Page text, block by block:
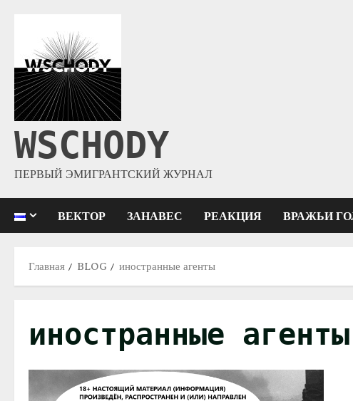
WSCHODY
ПЕРВЫЙ ЭМИГРАНТСКИЙ ЖУРНАЛ
ВЕКТОР ЗАНАВЕС РЕАКЦИЯ ВРАЖЬИ
Главная BLOG иностранные агенты
иностранные агенты